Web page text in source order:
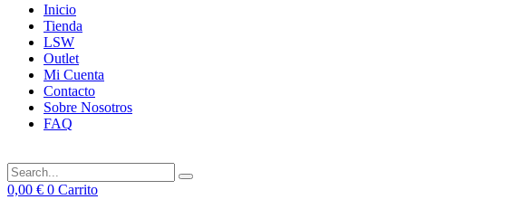
Inicio
Tienda
LSW
Outlet
Mi Cuenta
Contacto
Sobre Nosotros
FAQ
0,00 € 0 Carrito